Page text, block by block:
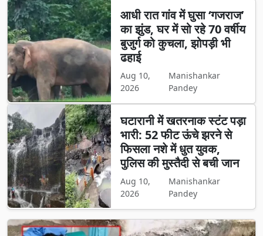
आधी रात गांव में घुसा ‘गजराज’
का झुंड, घर में सो रहे 70 वर्षीय
बुजुर्ग को कुचला, झोपड़ी भी
ढहाई
Aug 10,
2026
Manishankar
Pandey
घटारानी में खतरनाक स्टंट पड़ा
भारी: 52 फीट ऊंचे झरने से
फिसला नशे में धुत युवक,
पुलिस की मुस्तैदी से बची जान
Aug 10,
2026
Manishankar
Pandey